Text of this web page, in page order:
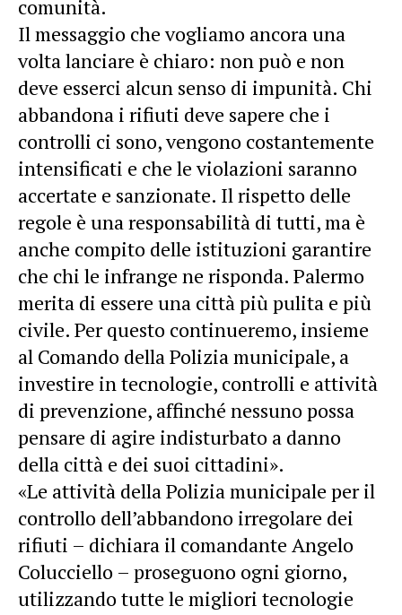
comunità.
Il messaggio che vogliamo ancora una
volta lanciare è chiaro: non può e non
deve esserci alcun senso di impunità. Chi
abbandona i rifiuti deve sapere che i
controlli ci sono, vengono costantemente
intensificati e che le violazioni saranno
accertate e sanzionate. Il rispetto delle
regole è una responsabilità di tutti, ma è
anche compito delle istituzioni garantire
che chi le infrange ne risponda. Palermo
merita di essere una città più pulita e più
civile. Per questo continueremo, insieme
al Comando della Polizia municipale, a
investire in tecnologie, controlli e attività
di prevenzione, affinché nessuno possa
pensare di agire indisturbato a danno
della città e dei suoi cittadini».
«Le attività della Polizia municipale per il
controllo dell’abbandono irregolare dei
rifiuti – dichiara il comandante Angelo
Colucciello – proseguono ogni giorno,
utilizzando tutte le migliori tecnologie